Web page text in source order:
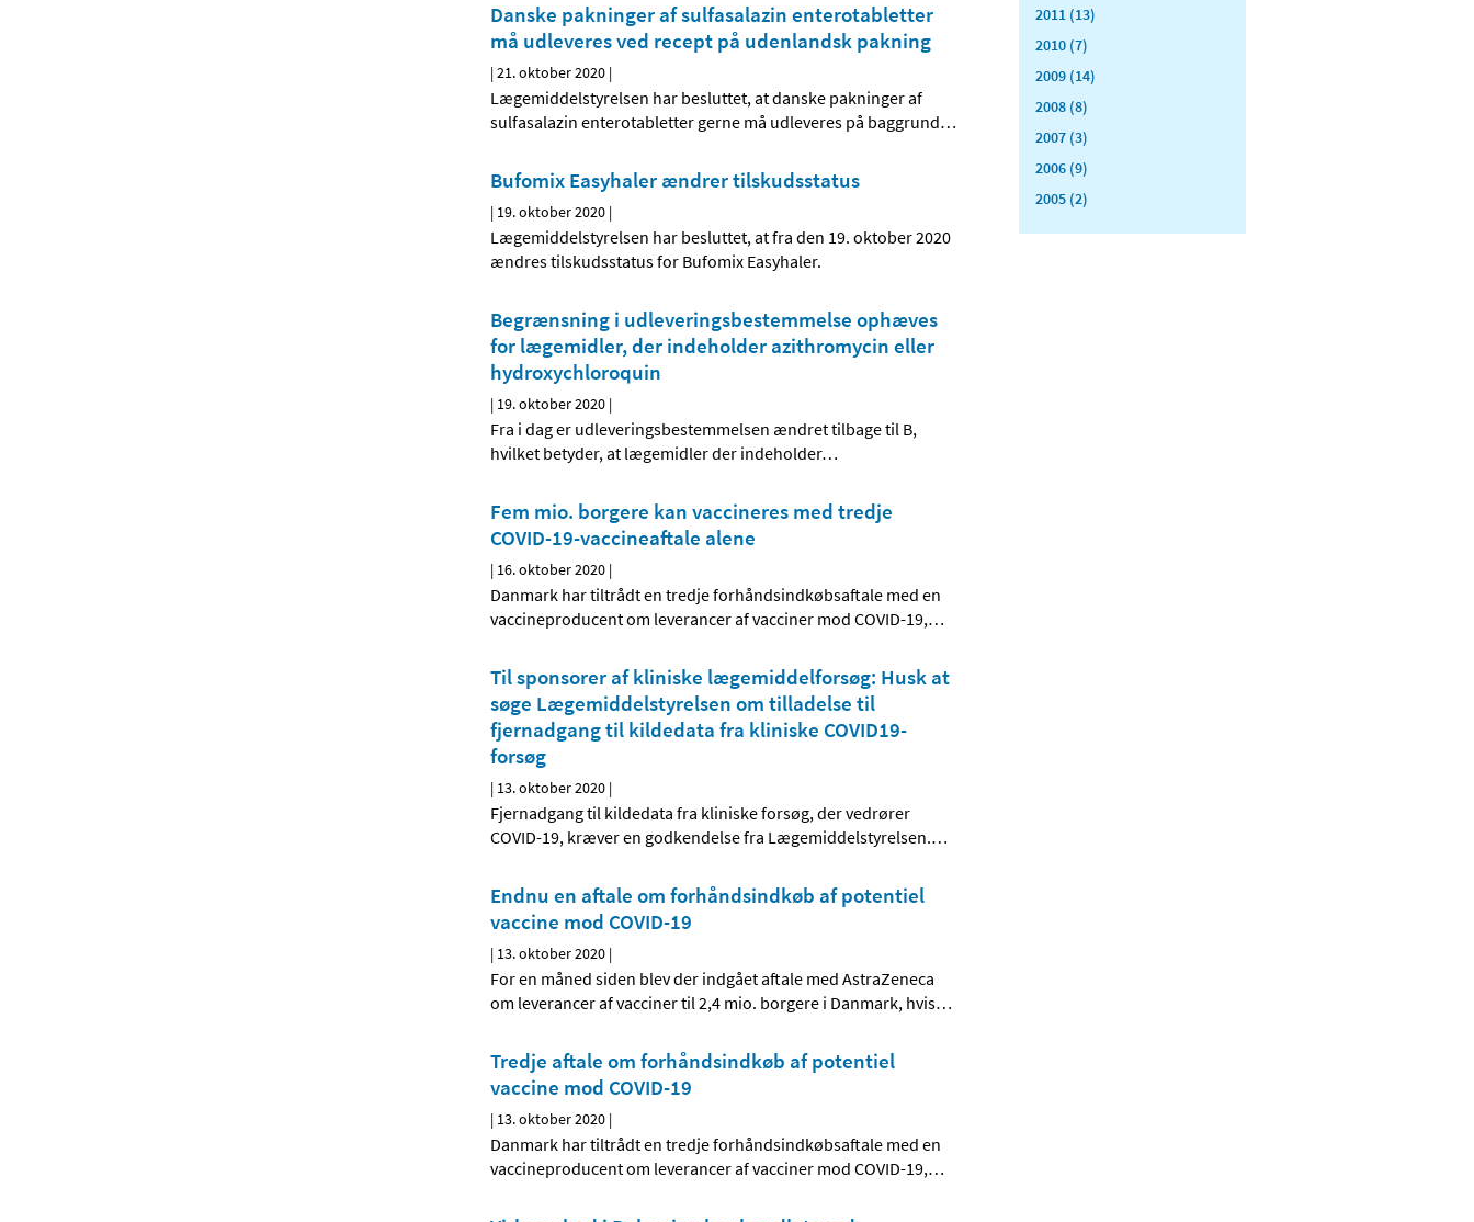
Danske pakninger af sulfasalazin enterotabletter
må udleveres ved recept på udenlandsk pakning
|21. oktober 2020 |
Lægemiddelstyrelsen har besluttet, at danske pakninger af
sulfasalazin enterotabletter gerne må udleveres på baggrund…
Bufomix Easyhaler ændrer tilskudsstatus
| 19. oktober 2020 |
Lægemiddelstyrelsen har besluttet, at fra den 19. oktober 2020
ændres tilskudsstatus for Bufomix Easyhaler.
Begrænsning i udleveringsbestemmelse ophæves
for lægemidler, der indeholder azithromycin eller
hydroxychloroquin
| 19. oktober 2020 |
Fra i dag er udleveringsbestemmelsen ændret tilbage til B,
hvilket betyder, at lægemidler der indeholder…
Fem mio. borgere kan vaccineres med tredje
COVID-19-vaccineaftale alene
| 16. oktober 2020 |
Danmark har tiltrådt en tredje forhåndsindkøbsaftale med en
vaccineproducent om leverancer af vacciner mod COVID-19,…
Til sponsorer af kliniske lægemiddelforsøg: Husk at
søge Lægemiddelstyrelsen om tilladelse til
fjernadgang til kildedata fra kliniske COVID19-
forsøg
| 13. oktober 2020 |
Fjernadgang til kildedata fra kliniske forsøg, der vedrører
COVID-19, kræver en godkendelse fra Lægemiddelstyrelsen.…
Endnu en aftale om forhåndsindkøb af potentiel
vaccine mod COVID-19
| 13. oktober 2020 |
For en måned siden blev der indgået aftale med AstraZeneca
om leverancer af vacciner til 2,4 mio. borgere i Danmark, hvis…
Tredje aftale om forhåndsindkøb af potentiel
vaccine mod COVID-19
| 13. oktober 2020 |
Danmark har tiltrådt en tredje forhåndsindkøbsaftale med en
vaccineproducent om leverancer af vacciner mod COVID-19,…
2011 (13)
2010 (7)
2009 (14)
2008 (8)
2007 (3)
2006 (9)
2005 (2)